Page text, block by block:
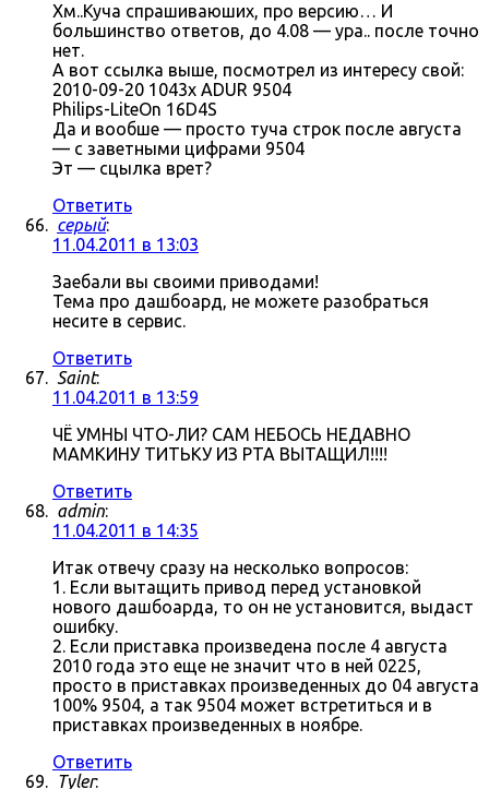
Хм..Куча спрашиваюших, про версию… И
большинство ответов, до 4.08 — ура.. после точно
нет.
А вот ссылка выше, посмотрел из интересу свой:
2010-09-20 1043x ADUR 9504
Philips-LiteOn 16D4S
Да и вообше — просто туча строк после августа
— с заветными цифрами 9504
Эт — сцылка врет?
Ответить
серый:
11.04.2011 в 13:03
Заебали вы своими приводами!
Тема про дашбоард, не можете разобраться
несите в сервис.
Ответить
Saint:
11.04.2011 в 13:59
ЧЁ УМНЫ ЧТО-ЛИ? САМ НЕБОСЬ НЕДАВНО
МАМКИНУ ТИТЬКУ ИЗ РТА ВЫТАЩИЛ!!!!
Ответить
admin:
11.04.2011 в 14:35
Итак отвечу сразу на несколько вопросов:
1. Если вытащить привод перед установкой
нового дашбоарда, то он не установится, выдаст
ошибку.
2. Если приставка произведена после 4 августа
2010 года это еще не значит что в ней 0225,
просто в приставках произведенных до 04 августа
100% 9504, а так 9504 может встретиться и в
приставках произведенных в ноябре.
Ответить
Tyler: